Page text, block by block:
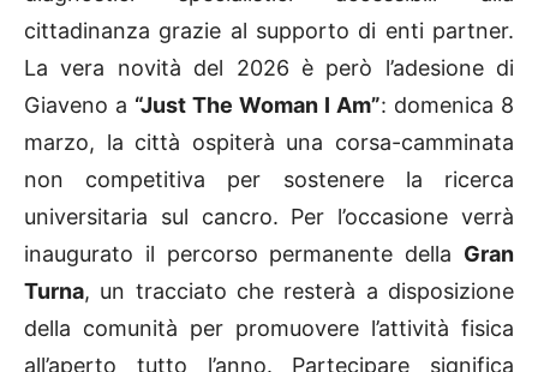
diagnostici specialistici accessibili alla
cittadinanza grazie al supporto di enti partner.
La vera novità del 2026 è però l’adesione di
Giaveno a “Just The Woman I Am”: domenica 8
marzo, la città ospiterà una corsa-camminata
non competitiva per sostenere la ricerca
universitaria sul cancro. Per l’occasione verrà
inaugurato il percorso permanente dellaGran
Turna , un tracciato che resterà a disposizione
della comunità per promuovere l’attività fisica